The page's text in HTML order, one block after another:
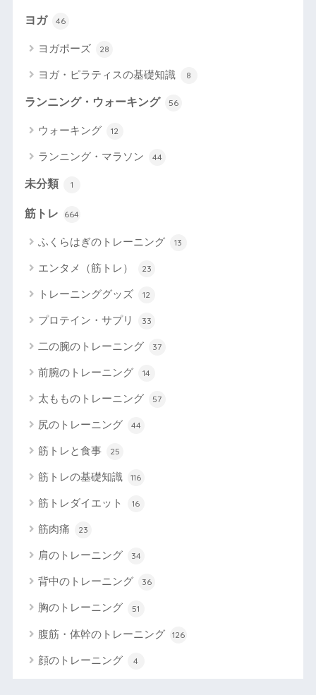
ヨガ 46
ヨガポーズ 28
ヨガ・ピラティスの基礎知識 8
ランニング・ウォーキング 56
ウォーキング 12
ランニング・マラソン 44
未分類 1
筋トレ 664
ふくらはぎのトレーニング 13
エンタメ（筋トレ） 23
トレーニンググッズ 12
プロテイン・サプリ 33
二の腕のトレーニング 37
前腕のトレーニング 14
太もものトレーニング 57
尻のトレーニング 44
筋トレと食事 25
筋トレの基礎知識 116
筋トレダイエット 16
筋肉痛 23
肩のトレーニング 34
背中のトレーニング 36
胸のトレーニング 51
腹筋・体幹のトレーニング 126
顔のトレーニング 4